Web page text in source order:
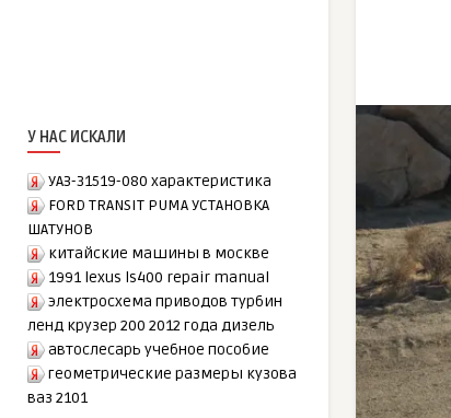
У НАС ИСКАЛИ
УАЗ-31519-080 характеристика
FORD TRANSIT PUMA УСТАНОВКА
ШАТУНОВ
китайские машины в москве
1991 lexus ls400 repair manual
электросхема приводов турбин
ленд крузер 200 2012 года дизель
автослесарь учебное пособие
геометрические размеры кузова
ваз 2101